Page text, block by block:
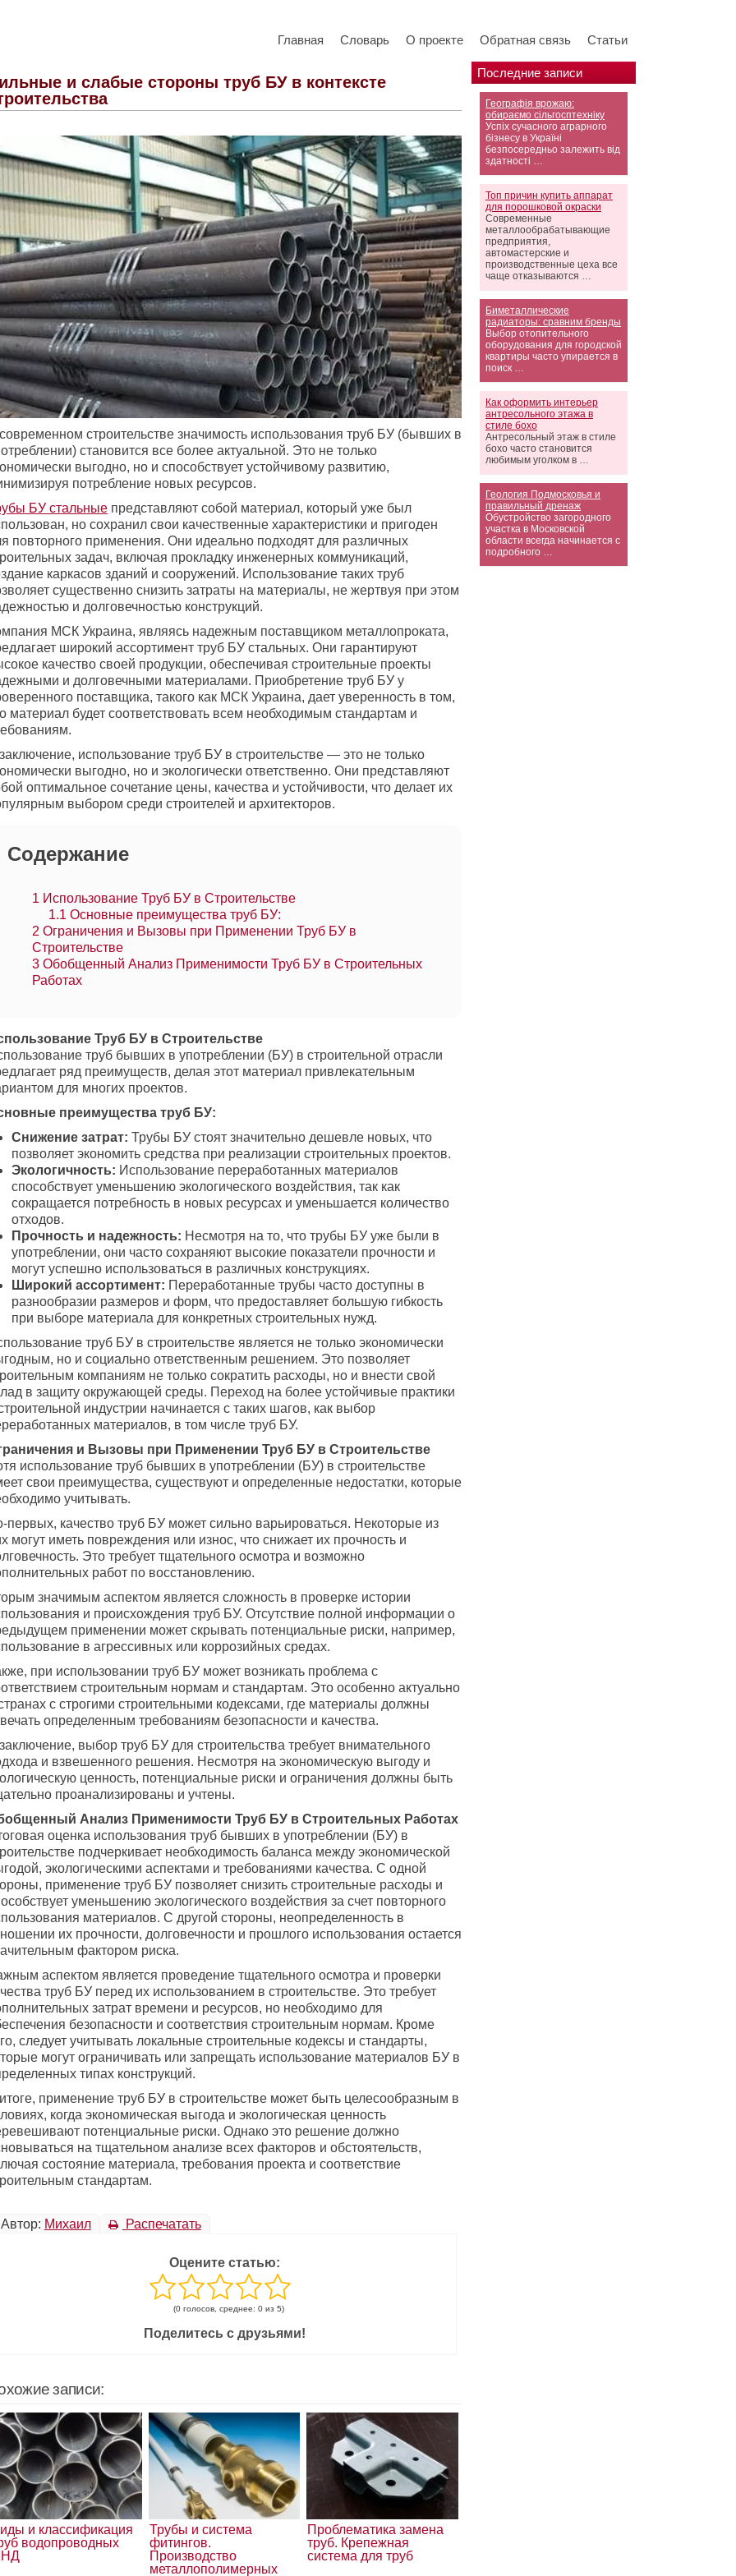
Главная Словарь О проекте Обратная связь Статьи
Последние записи
Географія врожаю:
обираємо сільгосптехніку
Успіх сучасного аграрного
бізнесу в Україні
безпосередньо залежить від
здатності …
Топ причин купить аппарат
для порошковой окраски
Современные
металлообрабатывающие
предприятия,
автомастерские и
производственные цеха все
чаще отказываются …
Биметаллические
радиаторы: сравним бренды
Выбор отопительного
оборудования для городской
квартиры часто упирается в
поиск …
Как оформить интерьер
антресольного этажа в
стиле бохо
Антресольный этаж в стиле
бохо часто становится
любимым уголком в …
Геология Подмосковья и
правильный дренаж
Обустройство загородного
участка в Московской
области всегда начинается с
подробного …
и слабые стороны труб БУ в контексте
строительстве значимость использования труб БУ (бывших в
становится все более актуальной. Это не только
выгодно, но и способствует устойчивому развитию,
потребление новых ресурсов.
БУ стальные представляют собой материал, который уже был
но сохранил свои качественные характеристики и пригоден
повторного применения. Они идеально подходят для различных
задач, включая прокладку инженерных коммуникаций,
каркасов зданий и сооружений. Использование таких труб
существенно снизить затраты на материалы, не жертвуя при этом
и долговечностью конструкций.
МСК Украина, являясь надежным поставщиком металлопроката,
широкий ассортимент труб БУ стальных. Они гарантируют
качество своей продукции, обеспечивая строительные проекты
и долговечными материалами. Приобретение труб БУ у
поставщика, такого как МСК Украина, дает уверенность в том,
материал будет соответствовать всем необходимым стандартам и
использование труб БУ в строительстве — это не только
выгодно, но и экологически ответственно. Они представляют
оптимальное сочетание цены, качества и устойчивости, что делает их
выбором среди строителей и архитекторов.
Содержание
1 Использование Труб БУ в Строительстве
1.1 Основные преимущества труб БУ:
2 Ограничения и Вызовы при Применении Труб БУ в
Строительстве
3 Обобщенный Анализ Применимости Труб БУ в Строительных
Работах
Труб БУ в Строительстве
труб бывших в употреблении (БУ) в строительной отрасли
ряд преимуществ, делая этот материал привлекательным
для многих проектов.
преимущества труб БУ:
Снижение затрат: Трубы БУ стоят значительно дешевле новых, что
позволяет экономить средства при реализации строительных проектов.
Экологичность: Использование переработанных материалов
способствует уменьшению экологического воздействия, так как
сокращается потребность в новых ресурсах и уменьшается количество
отходов.
Прочность и надежность: Несмотря на то, что трубы БУ уже были в
употреблении, они часто сохраняют высокие показатели прочности и
могут успешно использоваться в различных конструкциях.
Широкий ассортимент: Переработанные трубы часто доступны в
разнообразии размеров и форм, что предоставляет большую гибкость
при выборе материала для конкретных строительных нужд.
труб БУ в строительстве является не только экономически
но и социально ответственным решением. Это позволяет
компаниям не только сократить расходы, но и внести свой
в защиту окружающей среды. Переход на более устойчивые практики
индустрии начинается с таких шагов, как выбор
материалов, в том числе труб БУ.
и Вызовы при Применении Труб БУ в Строительстве
использование труб бывших в употреблении (БУ) в строительстве
свои преимущества, существуют и определенные недостатки, которые
учитывать.
первых, качество труб БУ может сильно варьироваться. Некоторые из
могут иметь повреждения или износ, что снижает их прочность и
Это требует тщательного осмотра и возможно
работ по восстановлению.
значимым аспектом является сложность в проверке истории
и происхождения труб БУ. Отсутствие полной информации о
применении может скрывать потенциальные риски, например,
в агрессивных или коррозийных средах.
при использовании труб БУ может возникать проблема с
строительным нормам и стандартам. Это особенно актуально
с строгими строительными кодексами, где материалы должны
определенным требованиям безопасности и качества.
выбор труб БУ для строительства требует внимательного
и взвешенного решения. Несмотря на экономическую выгоду и
ценность, потенциальные риски и ограничения должны быть
проанализированы и учтены.
Анализ Применимости Труб БУ в Строительных Работах
оценка использования труб бывших в употреблении (БУ) в
подчеркивает необходимость баланса между экономической
экологическими аспектами и требованиями качества. С одной
применение труб БУ позволяет снизить строительные расходы и
уменьшению экологического воздействия за счет повторного
материалов. С другой стороны, неопределенность в
их прочности, долговечности и прошлого использования остается
фактором риска.
аспектом является проведение тщательного осмотра и проверки
труб БУ перед их использованием в строительстве. Это требует
затрат времени и ресурсов, но необходимо для
безопасности и соответствия строительным нормам. Кроме
следует учитывать локальные строительные кодексы и стандарты,
могут ограничивать или запрещать использование материалов БУ в
типах конструкций.
применение труб БУ в строительстве может быть целесообразным в
когда экономическая выгода и экологическая ценность
потенциальные риски. Однако это решение должно
на тщательном анализе всех факторов и обстоятельств,
состояние материала, требования проекта и соответствие
стандартам.
Автор: Михаил Распечатать
Оцените статью:
(0 голосов, среднее: 0 из 5)
Поделитесь с друзьями!
записи:
и классификация
водопроводных
Трубы и система
фитингов.
Производство
металлополимерных
Проблематика замена
труб. Крепежная
система для труб